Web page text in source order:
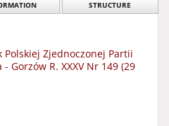
STRUCTURE
Zjednoczonej Partii
Gorzów R. XXXV Nr 149 (29